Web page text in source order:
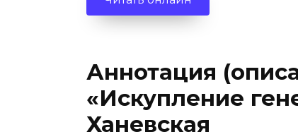
Аннотация
«Искупление
Ханевская